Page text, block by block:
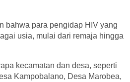
bahwa para pengidap HIV yang
usia, mulai dari remaja hingga
kecamatan dan desa, seperti
Kampobalano, Desa Marobea,